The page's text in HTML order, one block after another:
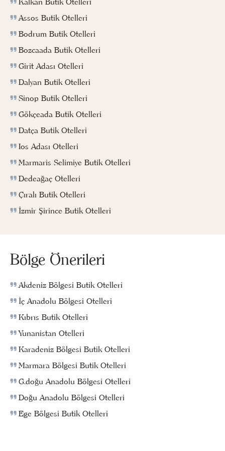
Assos Butik Otelleri
Bodrum Butik Otelleri
Bozcaada Butik Otelleri
Girit Adası Otelleri
Dalyan Butik Otelleri
Sinop Butik Otelleri
Gökçeada Butik Otelleri
Datça Butik Otelleri
Ios Adası Otelleri
Marmaris Selimiye Butik Otelleri
Dedeağaç Otelleri
Çıralı Butik Otelleri
İzmir Şirince Butik Otelleri
Bölge Önerileri
Akdeniz Bölgesi Butik Otelleri
İç Anadolu Bölgesi Otelleri
Kıbrıs Butik Otelleri
Yunanistan Otelleri
Karadeniz Bölgesi Butik Otelleri
Marmara Bölgesi Butik Otelleri
G.doğu Anadolu Bölgesi Otelleri
Doğu Anadolu Bölgesi Otelleri
Ege Bölgesi Butik Otelleri